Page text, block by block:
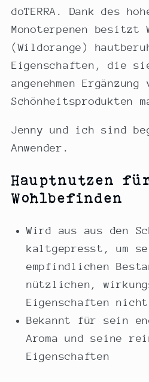
doTERRA. Dank des
Monoterpenen besitzt
(Wildorange)
Eigenschaften, die
angenehmen Ergänzung
Schönheitsprodukten
Jenny und ich sind
Anwender.
Hauptnutzen
Wohlbefinden
Wird aus aus den
kaltgepresst, um
empfindlichen
nützlichen,
Eigenschaften
Bekannt für sein
Aroma und seine
Eigenschaften